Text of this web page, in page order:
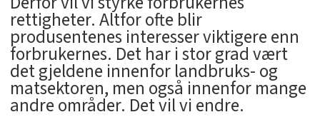
rettigheter. Altfor ofte blir
produsentenes interesser viktigere enn
forbrukernes. Det har i stor grad vært
det gjeldene innenfor landbruks- og
matsektoren, men også innenfor mange
andre områder. Det vil vi endre.